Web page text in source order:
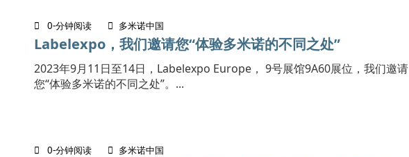
0-分钟阅读 多米诺中国
Labelexpo，我们邀请您“体验多米诺的不同之处”
2023年9月11日至14日，Labelexpo Europe， 9号展馆9A60展位，我们邀请
您“体验多米诺的不同之处”。...
0-分钟阅读 多米诺中国